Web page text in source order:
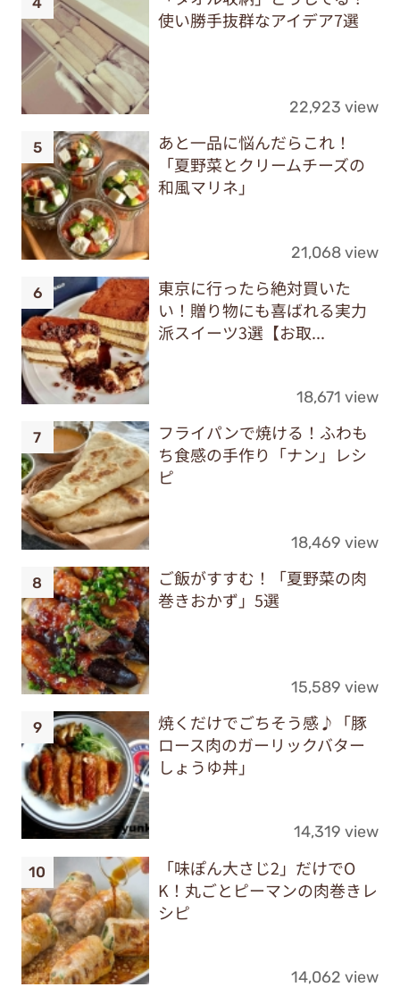
使い勝手抜群なアイデア7選
22,923 view
あと一品に悩んだらこれ！
「夏野菜とクリームチーズの
和風マリネ」
21,068 view
東京に行ったら絶対買いた
い！贈り物にも喜ばれる実力
派スイーツ3選【お取...
18,671 view
フライパンで焼ける！ふわも
ち食感の手作り「ナン」レシ
ピ
18,469 view
ご飯がすすむ！「夏野菜の肉
巻きおかず」5選
15,589 view
焼くだけでごちそう感♪「豚
ロース肉のガーリックバター
しょうゆ丼」
14,319 view
「味ぽん大さじ2」だけでO
K！丸ごとピーマンの肉巻きレ
シピ
14,062 view